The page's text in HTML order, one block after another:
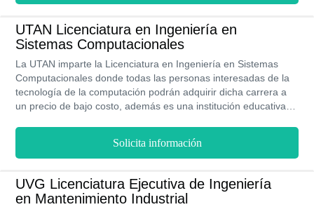
el plan de estudios. Asimismo, sus programas de estudios te
permitirá obtener la titulación en 3 años. Con la gran posibilidad
de obtener becas en la colegiaturas de hasta un 20%.
UTAN Licenciatura en Ingeniería en
Sistemas Computacionales
La UTAN imparte la Licenciatura en Ingeniería en Sistemas
Computacionales donde todas las personas interesadas de la
tecnología de la computación podrán adquirir dicha carrera a
un precio de bajo costo, además es una institución educativa
Solicita información
UVG Licenciatura Ejecutiva de Ingeniería
en Mantenimiento Industrial